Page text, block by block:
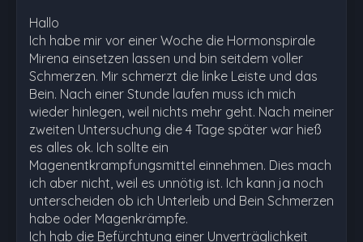
Hallo
Ich habe mir vor einer Woche die Hormonspirale
Mirena einsetzen lassen und bin seitdem voller
Schmerzen. Mir schmerzt die linke Leiste und das
Bein. Nach einer Stunde laufen muss ich mich
wieder hinlegen, weil nichts mehr geht. Nach meiner
zweiten Untersuchung die 4 Tage später war hieß
es alles ok. Ich sollte ein
Magenentkrampfungsmittel einnehmen. Dies mach
ich aber nicht, weil es unnötig ist. Ich kann ja noch
unterscheiden ob ich Unterleib und Bein Schmerzen
habe oder Magenkrämpfe.
Ich hab die Befürchtung einer Unverträglichkeit